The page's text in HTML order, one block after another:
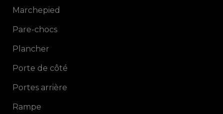
Marchepied
Pare-chocs
Plancher
Porte de côté
Portes arrière
Rampe